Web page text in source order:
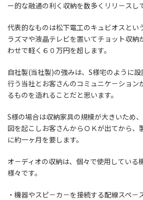
ー的な融通の利く収納を数多くリリ－スし
代表的なものは松下電工のキュビオスとい
ラズマや液晶テレビを置いてチョット収納
わせで軽く６０万円を超します。
自社製(当社製)の強みは、S様宅のように
行う当社とお客さんのコミュニケ－ション
るものを造れることだと思います。
S様の場合は収納家具の規模が大きいため
図を起こしお客さんからＯＫが出てから、
に約一ヶ月を要します。
オ－ディオの収納は、個々で使用している
様々です。
・機器やスピ－カ－を接続する配線スペ－